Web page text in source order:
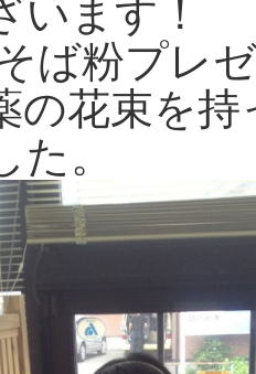
います！
ば粉プレ
の花束を
た。